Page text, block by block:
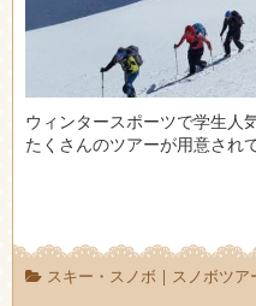
ウィンタースポーツで学生人
たくさんのツアーが用意され
スキー・スノボ | スノボツア